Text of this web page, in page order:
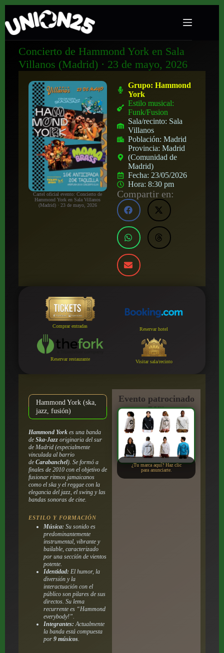
Concierto de Hammond York en Sala
Villanos (Madrid) · 23 de mayo, 2026
Cartel oficial evento: Concierto de
Hammond York en Sala Villanos
(Madrid) · 23 de mayo, 2026
Grupo:Hammond
York
Estilo musical:
Funk/Fusion
Sala/recinto: Sala
Villanos
Población:Madrid
Provincia:Madrid
(Comunidad de
Madrid)
Fecha: 23/05/2026
Hora:8:30 pm
Compartir en:
Comprar entradas
Reservar hotel
Reservar restaurante Visitar sala/recinto
Hammond York (ska,
jazz, fusión)
Hammond Yorkes una banda
de Ska-Jazzoriginaria del sur
de Madrid (especialmente
vinculada al barrio
de Carabanchel). Se formó a
finales de 2010 con el objetivo de
fusionar ritmos jamaicanos
como el ska y el reggae con la
elegancia del jazz, el swing y las
bandas sonoras de cine.
ESTILO Y FORMACIÓN
Música: Su sonido es
predominantemente
instrumental, vibrante y
bailable, caracterizado
por una sección de vientos
potente.
Identidad: El humor, la
diversión y la
interactuación con el
público son pilares de sus
directos. Su lema
recurrente es “Hammond
everybody!”.
Integrantes: Actualmente
la banda está compuesta
por 9 músicos.
Evento patrocinado
por:
¿Tu marca aquí? Haz clic
para anunciarte.